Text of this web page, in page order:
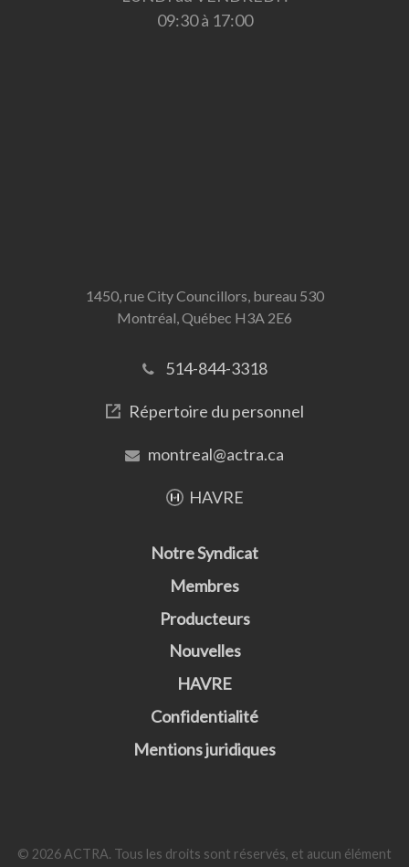
09:30 à 17:00
1450, rue City Councillors, bureau 530
Montréal, Québec H3A 2E6
514-844-3318
Répertoire du personnel
montreal@actra.ca
HAVRE
Notre Syndicat
Membres
Producteurs
Nouvelles
HAVRE
Confidentialité
Mentions juridiques
© 2026 ACTRA. Tous les droits sont réservés, et aucun élément